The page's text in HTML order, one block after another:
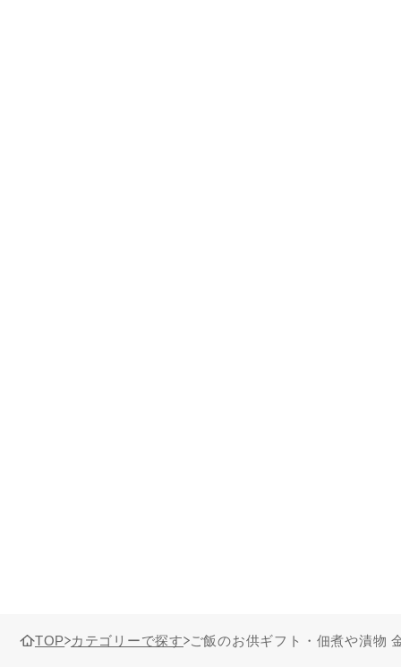
TOP カテゴリーで探す ご飯のお供ギフト・佃煮や漬物